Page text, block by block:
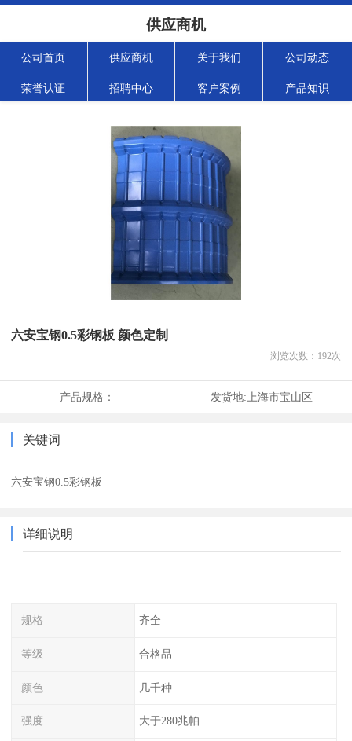
供应商机
公司首页 供应商机 关于我们 公司动态
荣誉认证 招聘中心 客户案例 产品知识
六安宝钢0.5彩钢板 颜色定制
浏览次数： 192次
产品规格： 发货地: 上海市宝山区
关键词
六安宝钢0.5彩钢板
详细说明
规格 齐全
等级 合格品
颜色 几千种
强度 大于280兆帕